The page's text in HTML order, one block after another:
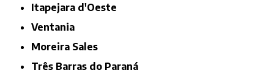
Itapejara d'Oeste
Ventania
Moreira Sales
Três Barras do Paraná